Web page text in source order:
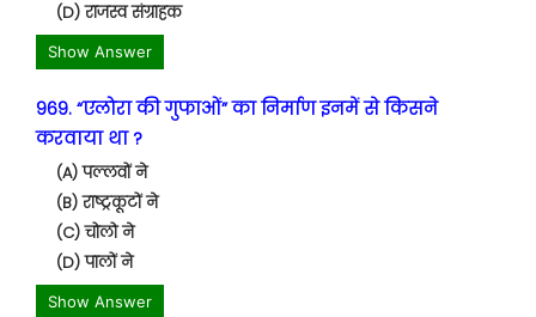
(D) राजस्व संग्राहक
Show Answer
969. “एलोरा की गुफाओं” का निर्माण इनमें से किसने
करवाया था ?
(A) पल्लवों ने
(B) राष्ट्रकूटों ने
(C) चोलो ने
(D) पालों ने
Show Answer